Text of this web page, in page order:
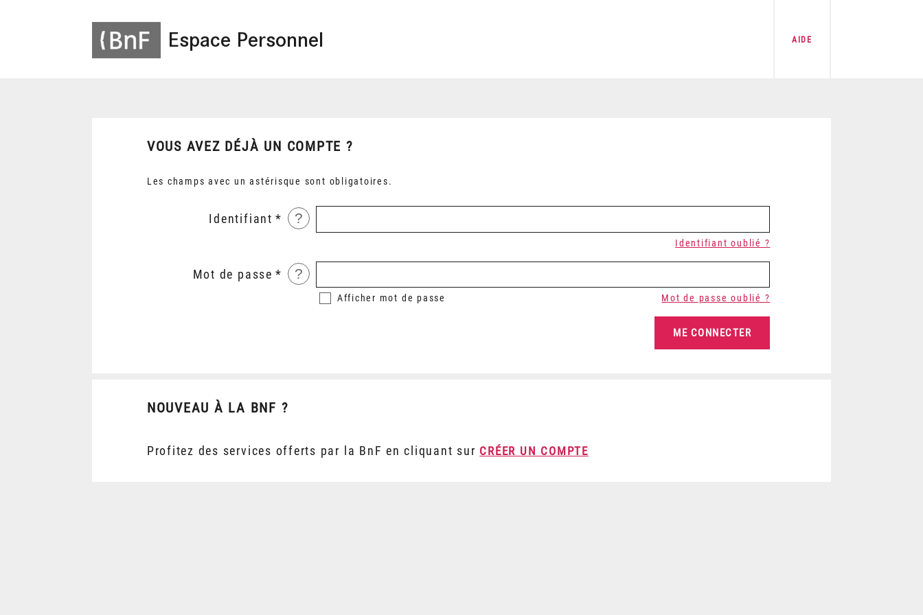
Espace Personnel AIDE
VOUS AVEZ DÉJÀ UN COMPTE ?
Les champs avec un astérisque sont obligatoires.
Identifiant ?
Identifiant oublié ?
Mot de passe ?
Afficher mot de passe Mot de passe oublié ?
NOUVEAU À LA BNF ?
Profitez des services offerts par la BnF en cliquant sur CRÉER UN COMPTE